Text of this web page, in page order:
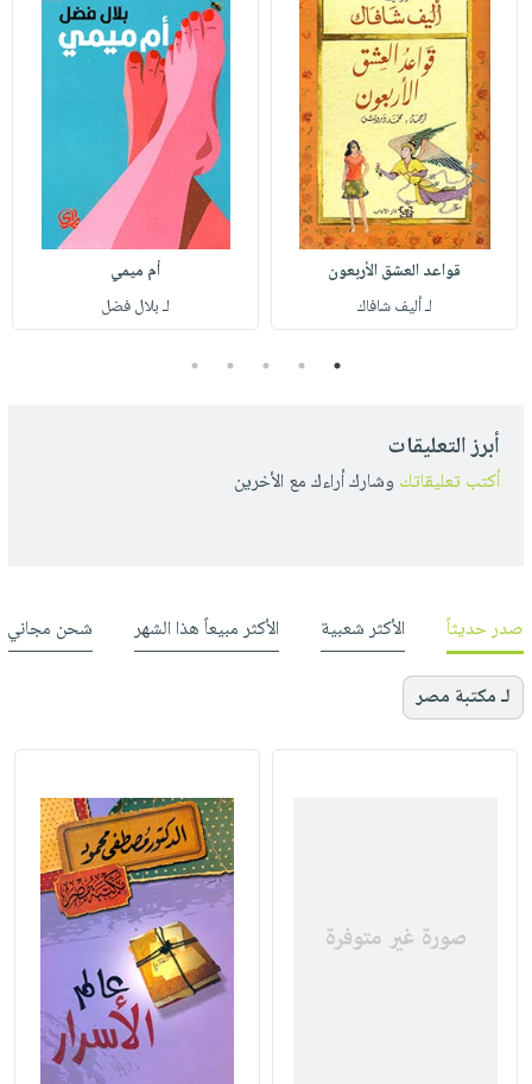
قواعد العشق الأربعون
لـ أليف شافاك
أم ميمي
لـ بلال فضل
1
2
3
4
5
أبرز التعليقات
أكتب تعليقاتك وشارك أراءك مع الأخرين
صدر حديثاً الأكثر شعبية الأكثر مبيعاً هذا الشهر شحن مجاني
لـ مكتبة مصر